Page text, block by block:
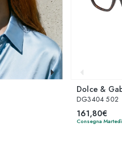
Dolce &
DG3404 502
161,80€
Consegna